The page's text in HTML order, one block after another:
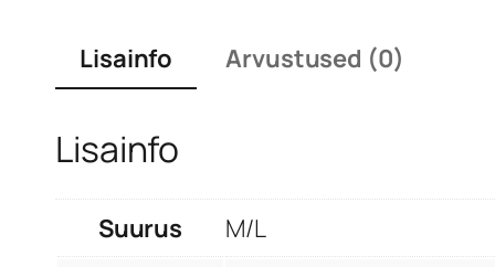
Lisainfo
Arvustused (0)
Lisainfo
Suurus
M/L